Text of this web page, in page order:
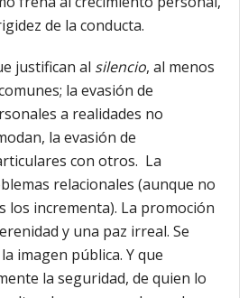
de la conducta.
justifican al silencio, al menos
la evasión de
a realidades no
la evasión de
con otros. La
relacionales (aunque no
los incrementa). La promoción
y una paz irreal. Se
imagen pública. Y que
la seguridad, de quien lo